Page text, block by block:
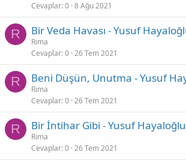
Cevaplar 0 8 Ağu 2021
R Bir Veda Havası - Yusuf
Rima
Cevaplar 0 26 Tem 2021
R Beni Düşün, Unutma - Yusuf
Rima
Cevaplar 0 26 Tem 2021
R Bir İntihar Gibi - Yusuf Hayaloğlu
Rima
Cevaplar 0 26 Tem 2021